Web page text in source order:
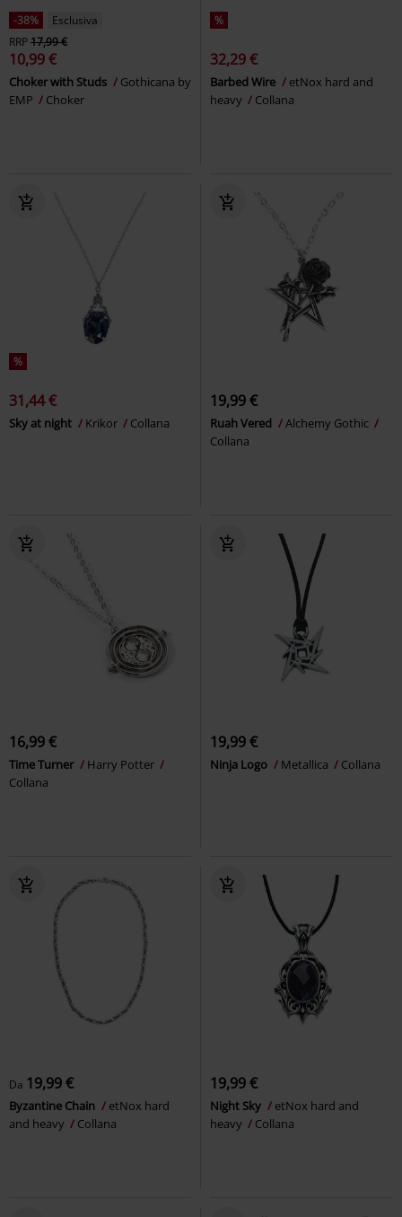
-38%
Esclusiva
RRP17,99 €
10,99 €
Choker with Studs
Gothicana by
EMP
Choker
%
32,29 €
Barbed Wire
etNox hard and
heavy
Collana
%
31,44 €
Sky at night Krikor Collana
19,99 €
Ruah Vered
Alchemy Gothic
Collana
16,99 €
Time Turner
Harry Potter
Collana
19,99 €
Ninja Logo Metallica Collana
Da 19,99 €
Byzantine Chain
etNox hard
and heavy
Collana
19,99 €
Night Sky
etNox hard and
heavy
Collana